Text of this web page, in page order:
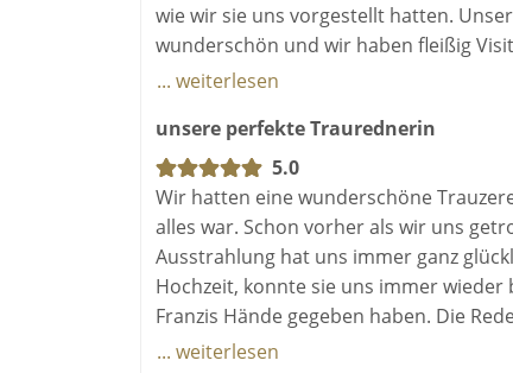
wie wir sie uns vorgestellt hatten.
wunderschön und wir haben fleißig
beim nächsten mal wieder buchen
... weiterlesen
unsere perfekte Traurednerin
5.0
Wir hatten eine wunderschöne
alles war. Schon vorher als wir uns
Ausstrahlung hat uns immer ganz
Hochzeit, konnte sie uns immer
Franzis Hände gegeben haben. Die
auch. Ein ganz dickes Dankeschön
... weiterlesen